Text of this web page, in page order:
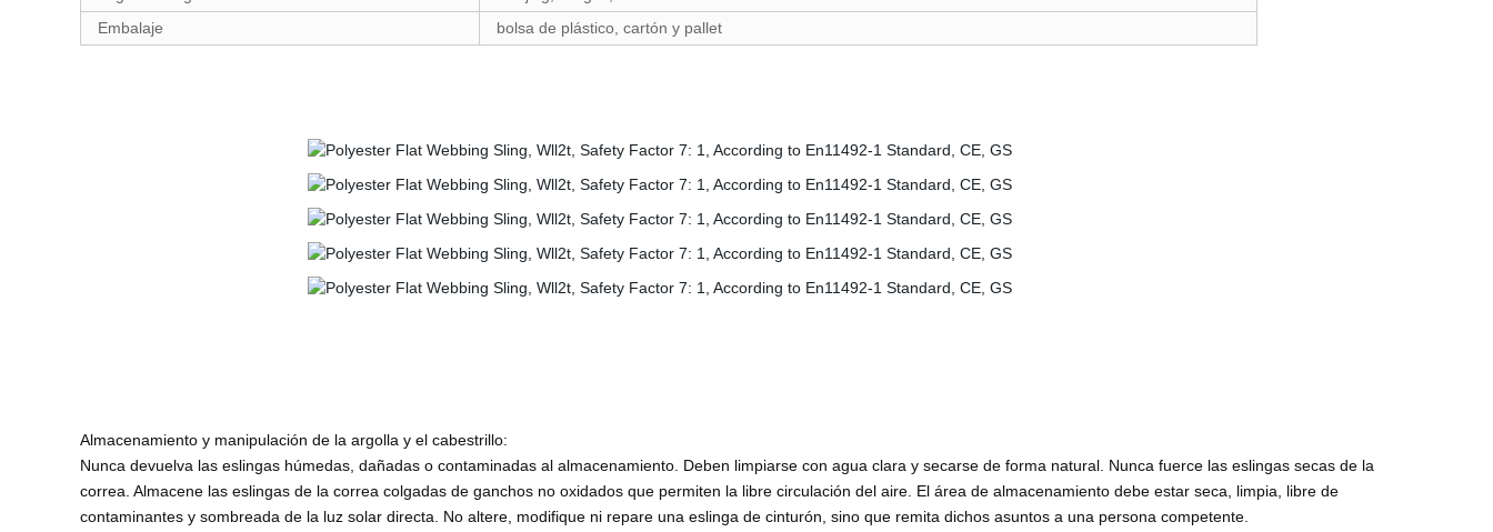
Embalaje
bolsa de plástico, cartón y pallet
Almacenamiento y manipulación de la argolla y el cabestrillo:
Nunca devuelva las eslingas húmedas, dañadas o contaminadas al almacenamiento. Deben limpiarse con agua clara y secarse de forma natural. Nunca fuerce las eslingas secas de la
correa. Almacene las eslingas de la correa colgadas de ganchos no oxidados que permiten la libre circulación del aire. El área de almacenamiento debe estar seca, limpia, libre de
contaminantes y sombreada de la luz solar directa. No altere, modifique ni repare una eslinga de cinturón, sino que remita dichos asuntos a una persona competente.